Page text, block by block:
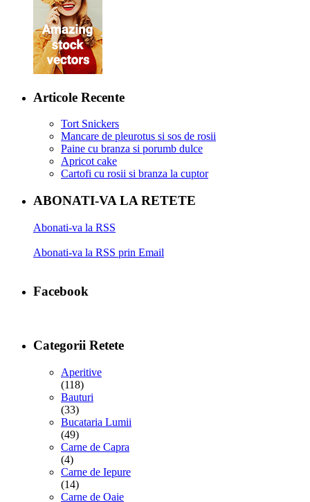
Articole Recente
Tort Snickers
Mancare de pleurotus si sos de rosii
Paine cu branza si porumb dulce
Apricot cake
Cartofi cu rosii si branza la cuptor
ABONATI-VA LA RETETE
Abonati-va la RSS
Abonati-va la RSS prin Email
Facebook
Categorii Retete
Aperitive
(118)
Bauturi
(33)
Bucataria Lumii
(49)
Carne de Capra
(4)
Carne de Iepure
(14)
Carne de Oaie